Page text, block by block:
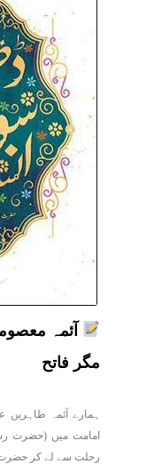
آئمہ
مگر فاتح
ہمارے آئمہ طاہرین
امامت میں (حضرت
رحلت سے لے کر